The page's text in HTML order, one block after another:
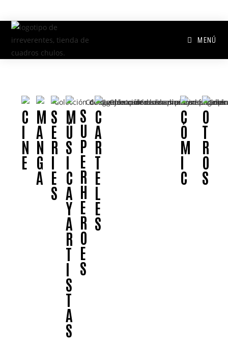
MENÚ
C
I
N
E
M
A
N
G
A
S
E
R
I
E
S
M
Ú
S
I
C
A
Y
A
R
T
I
S
T
A
S
S
U
P
E
R
H
E
R
O
E
S
C
A
R
T
E
L
E
S
C
Ó
M
I
C
O
T
R
O
S